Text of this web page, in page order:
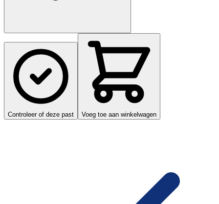
Controleer of deze past Voeg toe aan winkelwagen